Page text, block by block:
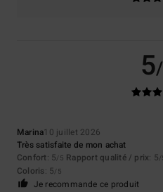
5
Marina10 juillet 2026
Très satisfaite de mon achat
Confort: 5/5 Rapport qualité / prix: 5/
Coloris: 5/5
Je recommande ce produit